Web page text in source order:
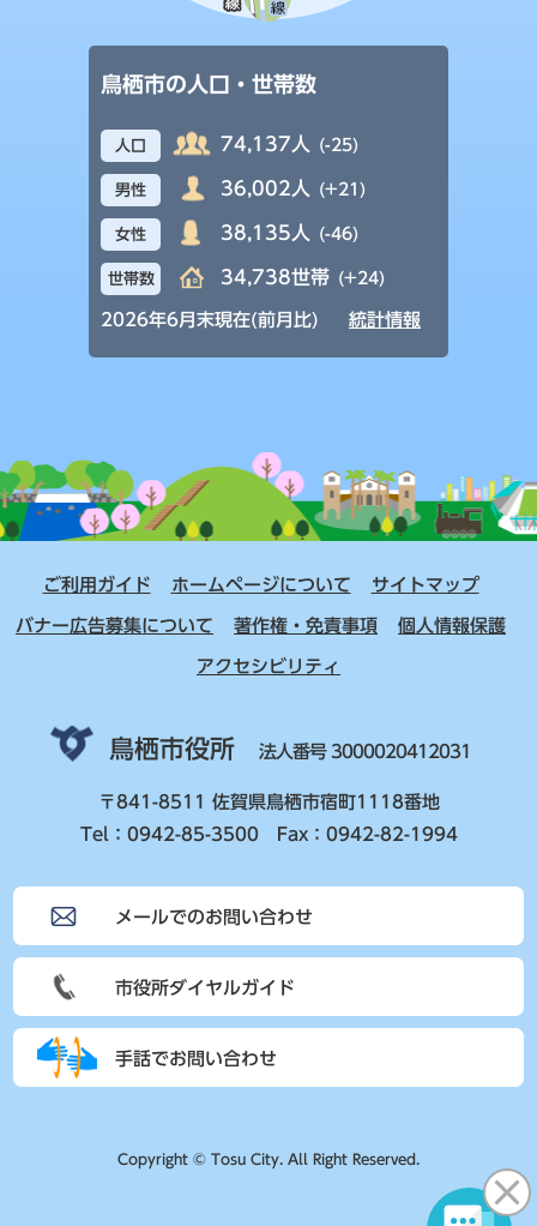
鳥栖市の人口・世帯数
人口 74,137人 (-25)
男性 36,002人 (+21)
女性 38,135人 (-46)
世帯数 34,738世帯 (+24)
2026年6月末現在(前月比) 統計情報
ご利用ガイド ホームページについて サイトマップ
バナー広告募集について 著作権・免責事項 個人情報保護
アクセシビリティ
鳥栖市役所 法人番号 3000020412031
〒841-8511 佐賀県鳥栖市宿町1118番地
Tel：0942-85-3500 Fax：0942-82-1994
メールでのお問い合わせ
市役所ダイヤルガイド
手話でお問い合わせ
Copyright © Tosu City. All Right Reserved.